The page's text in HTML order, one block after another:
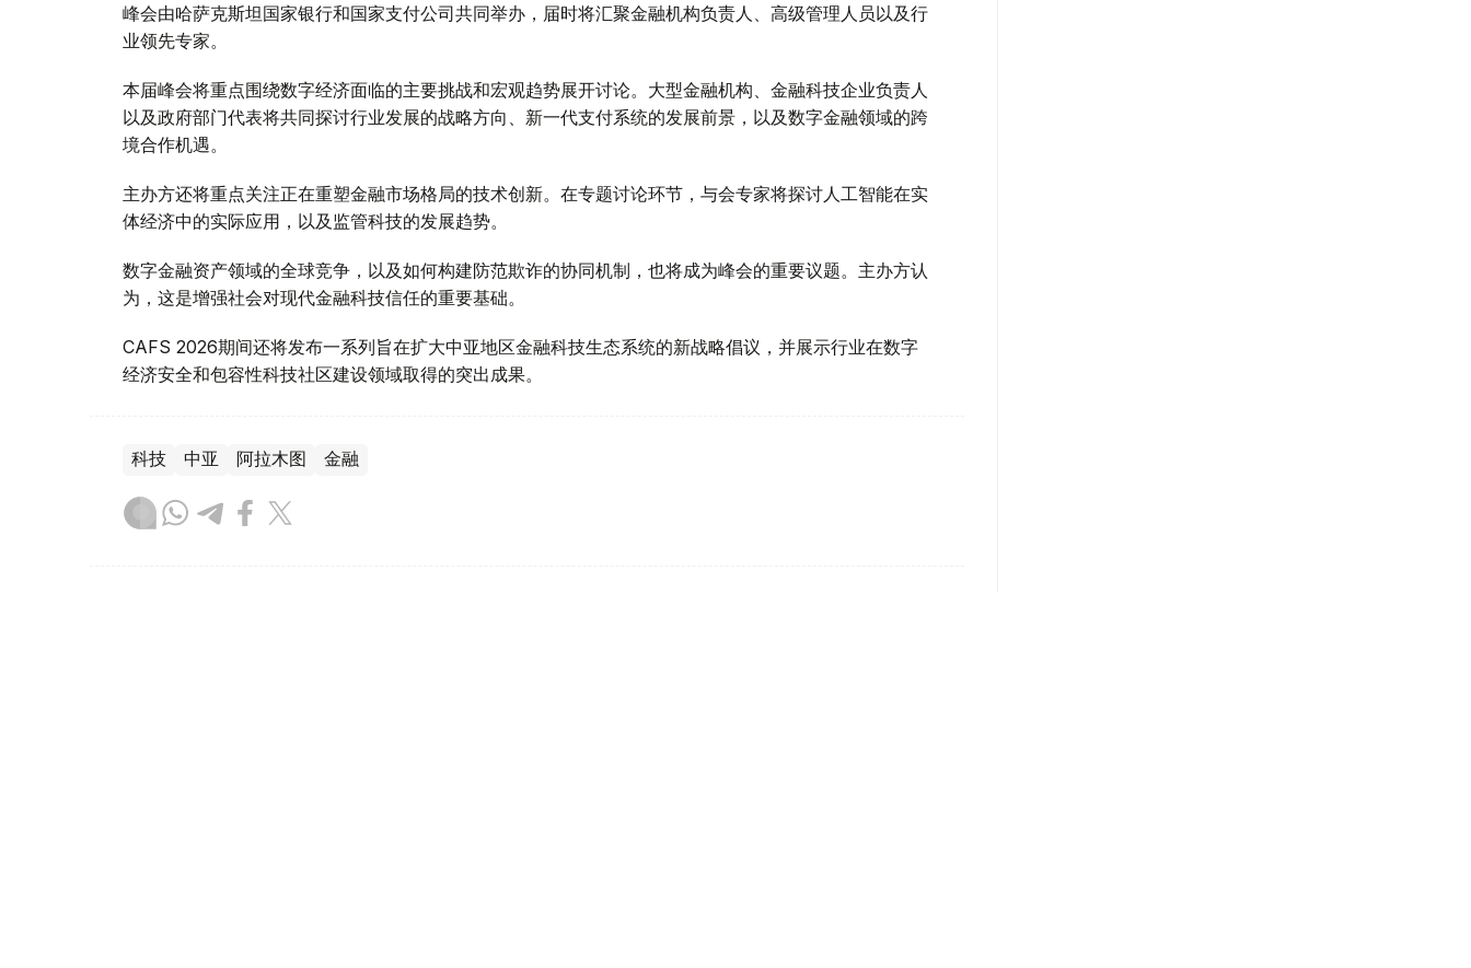
峰会由哈萨克斯坦国家银行和国家支付公司共同举办，届时将汇聚金融机构负责人、高级管理人员以及行
业领先专家。
本届峰会将重点围绕数字经济面临的主要挑战和宏观趋势展开讨论。大型金融机构、金融科技企业负责人
以及政府部门代表将共同探讨行业发展的战略方向、新一代支付系统的发展前景，以及数字金融领域的跨
境合作机遇。
主办方还将重点关注正在重塑金融市场格局的技术创新。在专题讨论环节，与会专家将探讨人工智能在实
体经济中的实际应用，以及监管科技的发展趋势。
数字金融资产领域的全球竞争，以及如何构建防范欺诈的协同机制，也将成为峰会的重要议题。主办方认
为，这是增强社会对现代金融科技信任的重要基础。
CAFS 2026期间还将发布一系列旨在扩大中亚地区金融科技生态系统的新战略倡议，并展示行业在数字
经济安全和包容性科技社区建设领域取得的突出成果。
科技 中亚 阿拉木图 金融